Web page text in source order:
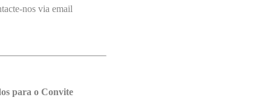
nos via email
para o Convite